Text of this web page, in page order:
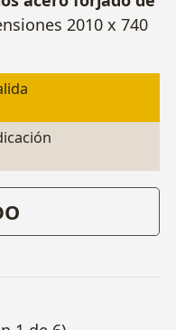
2010 x 740